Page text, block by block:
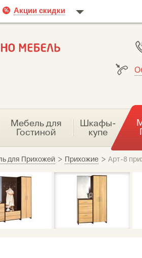
Акции скидки
Мебель для
Гостиной
Шкафы-
купе
для Прихожей > Прихожие > Арт-8